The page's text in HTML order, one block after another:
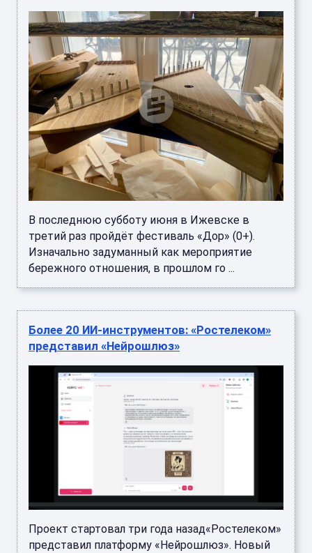
В последнюю субботу июня в Ижевске в
третий раз пройдёт фестиваль «Дор» (0+).
Изначально задуманный как мероприятие
бережного отношения, в прошлом го ...
Более 20 ИИ-инструментов: «Ростелеком»
представил «Нейрошлюз»
Проект стартовал три года назад«Ростелеком»
представил платформу «Нейрошлюз». Новый